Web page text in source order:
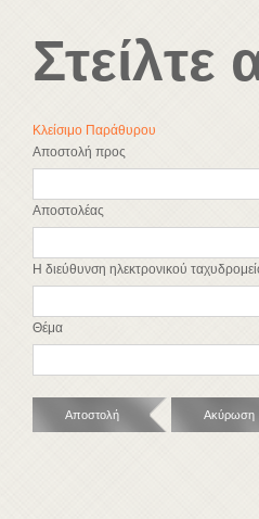
Κλείσιμο Παράθυρου
Αποστολή προς
Αποστολέας
Η διεύθυνση ηλεκτρονικού
Θέμα
Αποστολή Ακύρωση